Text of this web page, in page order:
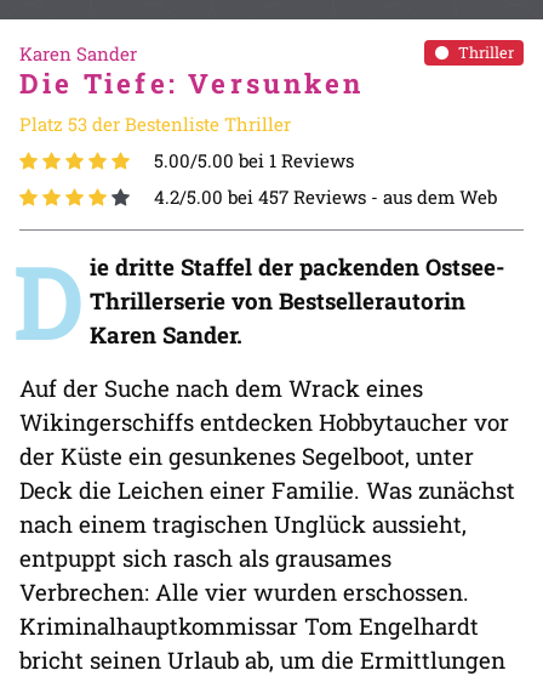
Thriller
Karen Sander
Die Tiefe: Versunken
Platz 53 der Bestenliste Thriller
5.00/5.00 bei 1 Reviews
4.2/5.00 bei 457 Reviews - aus dem Web
D ie dritte Staffel der packenden Ostsee-
Thrillerserie von Bestsellerautorin
Karen Sander.
Auf der Suche nach dem Wrack eines
Wikingerschiffs entdecken Hobbytaucher vor
der Küste ein gesunkenes Segelboot, unter
Deck die Leichen einer Familie. Was zunächst
nach einem tragischen Unglück aussieht,
entpuppt sich rasch als grausames
Verbrechen: Alle vier wurden erschossen.
Kriminalhauptkommissar Tom Engelhardt
bricht seinen Urlaub ab, um die Ermittlungen